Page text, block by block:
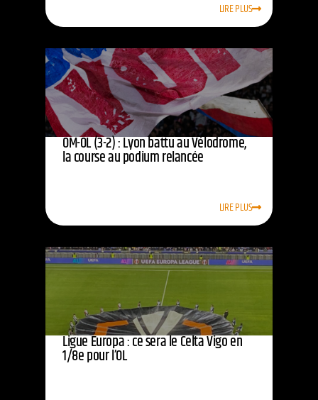
LIRE PLUS
OM-OL (3-2) : Lyon battu au Vélodrome,
la course au podium relancée
LIRE PLUS
Ligue Europa : ce sera le Celta Vigo en
1/8e pour l’OL